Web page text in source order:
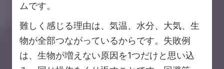
ムです。
難しく感じる理由は、気温、水分、大気、生
物が全部つながっているからです。失敗例
は、生物が増えない原因を1つだけと思い込